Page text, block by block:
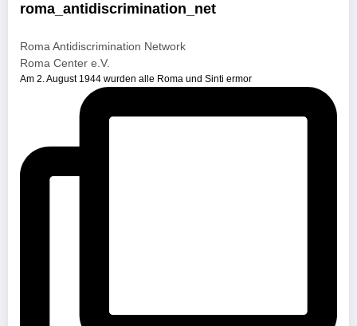
roma_antidiscrimination_net
Roma Antidiscrimination Network
Roma Center e.V.
Am 2. August 1944 wurden alle Roma und Sinti ermor